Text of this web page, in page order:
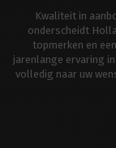
Kwaliteit in
onderscheidt
topmerken en
jarenlange ervaring
volledig naar uw